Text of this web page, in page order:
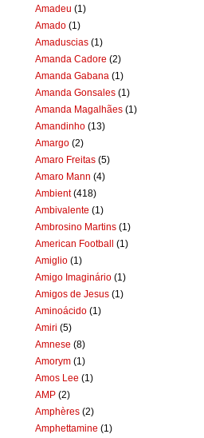
Amadeu (1)
Amado (1)
Amaduscias (1)
Amanda Cadore (2)
Amanda Gabana (1)
Amanda Gonsales (1)
Amanda Magalhães (1)
Amandinho (13)
Amargo (2)
Amaro Freitas (5)
Amaro Mann (4)
Ambient (418)
Ambivalente (1)
Ambrosino Martins (1)
American Football (1)
Amiglio (1)
Amigo Imaginário (1)
Amigos de Jesus (1)
Aminoácido (1)
Amiri (5)
Amnese (8)
Amorym (1)
Amos Lee (1)
AMP (2)
Amphères (2)
Amphettamine (1)